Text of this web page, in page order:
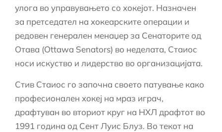
улога во управувањето со хокејот. Назначен
за претседател на хокеарските операции и
редовен генерален менаџер за Сенаторите од
Отава (Ottawa Senators) во неделата, Стаиос
носи искуство и лидерство во организацијата.
Стив Стаиос го започна своето патување како
професионален хокеј на мраз играч,
драфтуван во вториот круг на НХЛ драфтот во
1991 година од Сент Луис Блуз. Во текот на